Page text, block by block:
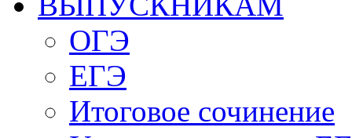
ОГЭ
ЕГЭ
Итоговое сочинение